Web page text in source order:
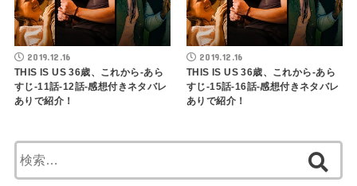
2019.12.16
THIS IS US 36歳、これから-あら
すじ-11話-12話-感想付きネタバレ
ありで紹介！
2019.12.16
THIS IS US 36歳、これから-あら
すじ-15話-16話-感想付きネタバレ
ありで紹介！
索: